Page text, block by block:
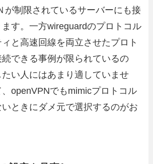
が制限されているサーバーにも接
す。一方wireguardのプロトコル
と高速回線を両立させたプロト
できる事例が限られているの
い人にはあまり適していませ
openVPNでもmimicプロトコル
ときにダメ元で選択するのがお